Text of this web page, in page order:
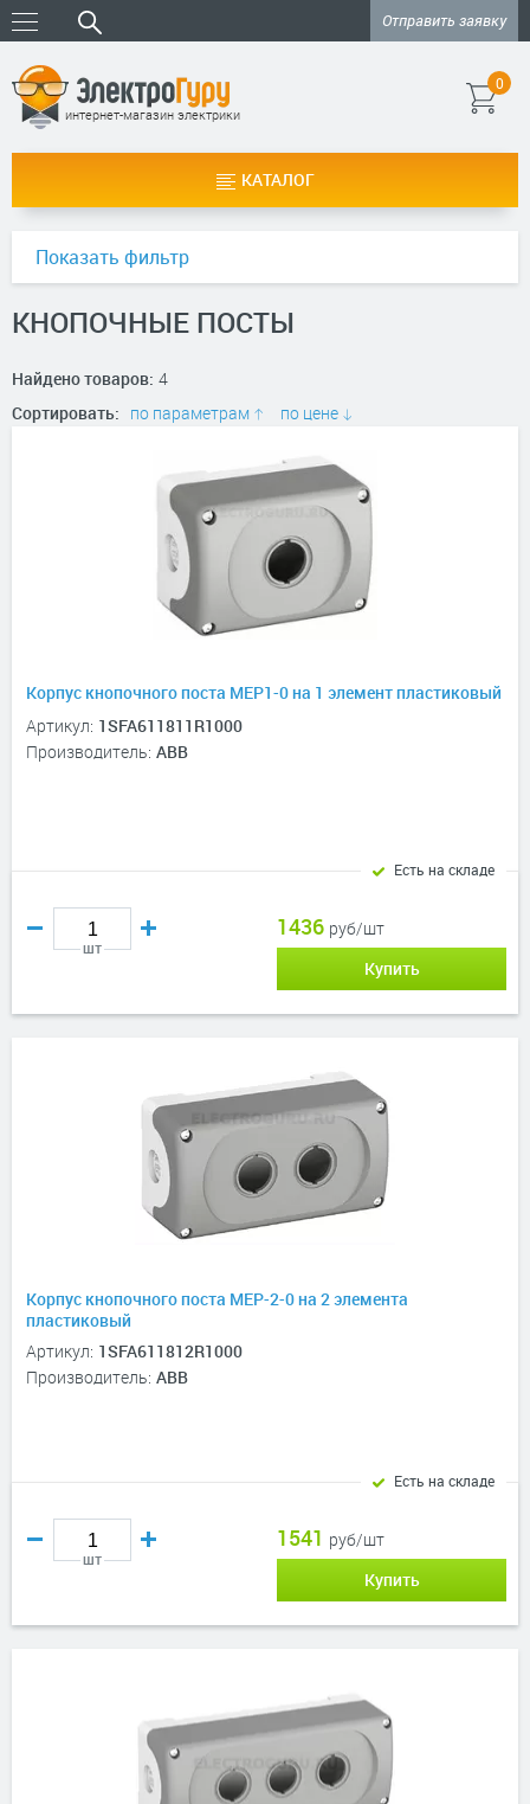
Отправить заявку
интернет-магазин электрики
0
КАТАЛОГ
Показать фильтр
КНОПОЧНЫЕ ПОСТЫ
Найдено товаров: 4
Сортировать: по параметрам по цене
Корпус кнопочного поста MEP1-0 на 1 элемент пластиковый
Артикул: 1SFA611811R1000
Производитель: ABB
шт
1436 руб/шт
Купить
Есть на складе
Корпус кнопочного поста MEP-2-0 на 2 элемента
пластиковый
Артикул: 1SFA611812R1000
Производитель: ABB
шт
1541 руб/шт
Купить
Есть на складе